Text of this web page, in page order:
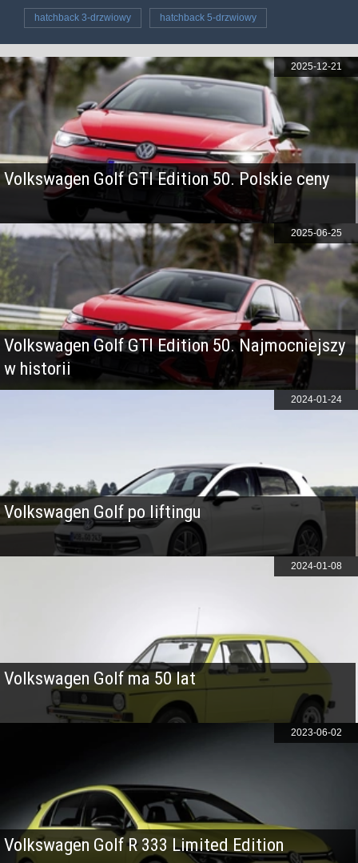
hatchback 3-drzwiowy hatchback 5-drzwiowy
Volkswagen Golf GTI Edition 50. Polskie ceny
2025-12-21
Volkswagen Golf GTI Edition 50. Najmocniejszy
w historii
2025-06-25
Volkswagen Golf po liftingu
2024-01-24
Volkswagen Golf ma 50 lat
2024-01-08
Volkswagen Golf R 333 Limited Edition
2023-06-02